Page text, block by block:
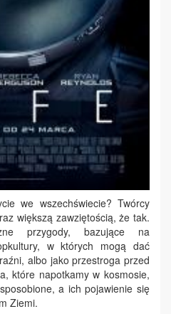
we wszechświecie? Twórcy
większą zawziętością, że tak.
przygody, bazujące na
w których mogą dać
albo jako przestroga przed
które napotkamy w kosmosie,
a ich pojawienie się
Ziemi.